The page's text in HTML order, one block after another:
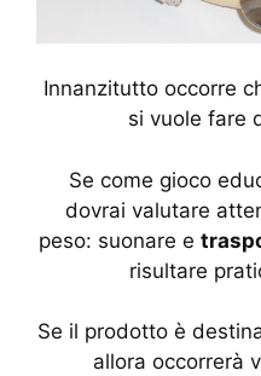
Innanzitutto occorre
si vuole fare
Se come gioco
dovrai valutare
peso: suonare e
risultare
Se il prodotto è
allora occorrerà